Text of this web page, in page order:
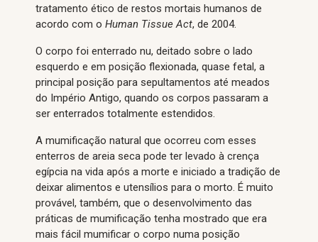
tratamento ético de restos mortais humanos de
acordo com o Human Tissue Act, de 2004.
O corpo foi enterrado nu, deitado sobre o lado
esquerdo e em posição flexionada, quase fetal, a
principal posição para sepultamentos até meados
do Império Antigo, quando os corpos passaram a
ser enterrados totalmente estendidos.
A mumificação natural que ocorreu com esses
enterros de areia seca pode ter levado à crença
egípcia na vida após a morte e iniciado a tradição de
deixar alimentos e utensílios para o morto. É muito
provável, também, que o desenvolvimento das
práticas de mumificação tenha mostrado que era
mais fácil mumificar o corpo numa posição